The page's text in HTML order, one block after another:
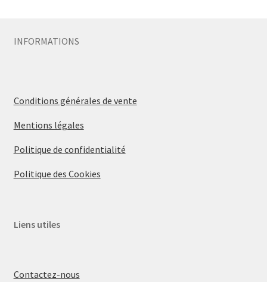
INFORMATIONS
Conditions générales de vente
Mentions légales
Politique de confidentialité
Politique des Cookies
Liens utiles
Contactez-nous